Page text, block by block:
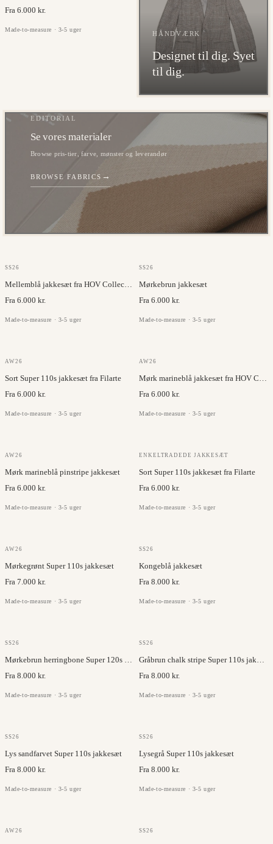
Fra 6.000 kr.
Made-to-measure · 3-5 uger
HÅNDVÆRK
Designet til dig. Syet
til dig.
EDITORIAL
Se vores materialer
Browse pris-tier, farve, mønster og leverandør
BROWSE FABRICS →
SS26
Mellemblå jakkesæt fra HOV Collection
Fra 6.000 kr.
Made-to-measure · 3-5 uger
SS26
Mørkebrun jakkesæt
Fra 6.000 kr.
Made-to-measure · 3-5 uger
FILARTE
AW26
Sort Super 110s jakkesæt fra Filarte
Fra 6.000 kr.
Made-to-measure · 3-5 uger
JC COLLECTION
AW26
Mørk marineblå jakkesæt fra HOV Collection
Fra 6.000 kr.
Made-to-measure · 3-5 uger
JC COLLECTION
AW26
Mørk marineblå pinstripe jakkesæt
Fra 6.000 kr.
Made-to-measure · 3-5 uger
FILARTE
ENKELTRADEDE JAKKESÆT
Sort Super 110s jakkesæt fra Filarte
Fra 6.000 kr.
Made-to-measure · 3-5 uger
VITALE BARBERIS
AW26
Mørkegrønt Super 110s jakkesæt
Fra 7.000 kr.
Made-to-measure · 3-5 uger
SS26
Kongeblå jakkesæt
Fra 8.000 kr.
Made-to-measure · 3-5 uger
SS26
Mørkebrun herringbone Super 120s jakkesæt
Fra 8.000 kr.
Made-to-measure · 3-5 uger
SS26
Gråbrun chalk stripe Super 110s jakkesæt
Fra 8.000 kr.
Made-to-measure · 3-5 uger
SS26
Lys sandfarvet Super 110s jakkesæt
Fra 8.000 kr.
Made-to-measure · 3-5 uger
SS26
Lysegrå Super 110s jakkesæt
Fra 8.000 kr.
Made-to-measure · 3-5 uger
VITALE BARBERIS
AW26 SS26